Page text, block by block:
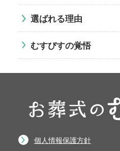
選ばれる理由
むすびすの覚悟
個人情報保護方針